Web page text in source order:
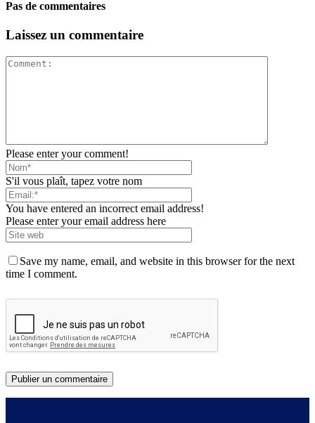
Pas de commentaires
Laissez un commentaire
Please enter your comment!
S'il vous plaît, tapez votre nom
You have entered an incorrect email address!
Please enter your email address here
Save my name, email, and website in this browser for the next
time I comment.